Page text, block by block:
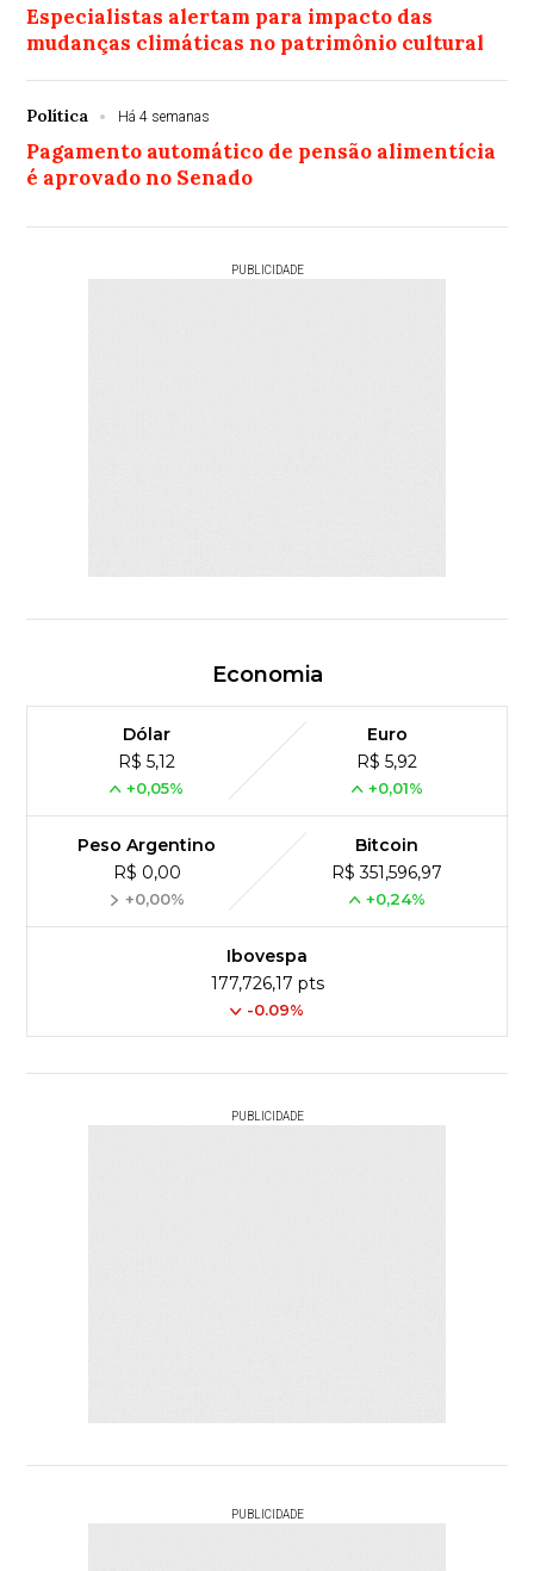
Especialistas alertam para impacto das
mudanças climáticas no patrimônio cultural
Política Há 4 semanas
Pagamento automático de pensão alimentícia
é aprovado no Senado
PUBLICIDADE
Economia
Dólar
R$ 5,12
+0,05%
Euro
R$ 5,92
+0,01%
Peso Argentino
R$ 0,00
+0,00%
Bitcoin
R$ 351,596,97
+0,24%
Ibovespa
177,726,17 pts
-0.09%
PUBLICIDADE
PUBLICIDADE